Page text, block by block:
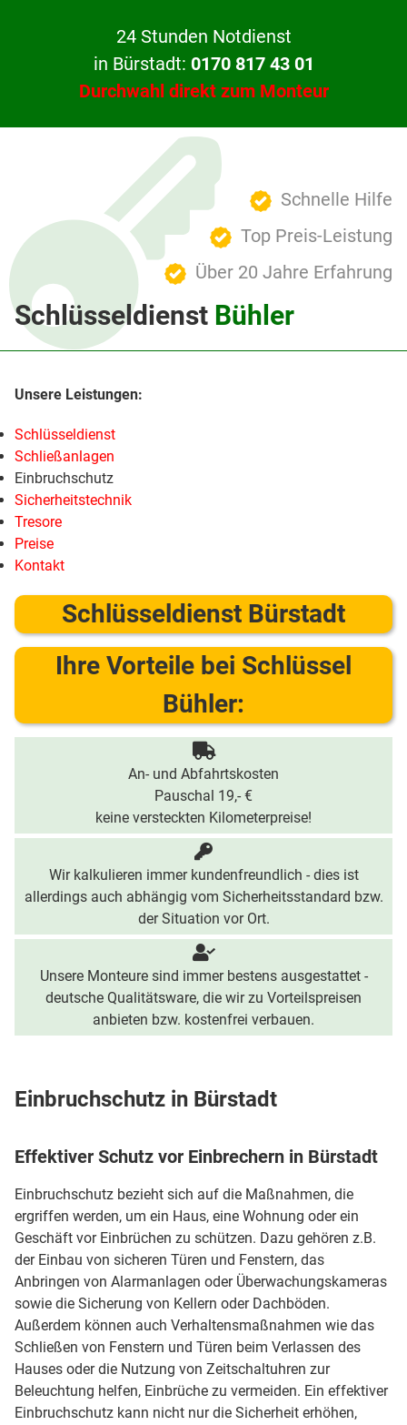
24 Stunden Notdienst
in Bürstadt: 0170 817 43 01
Durchwahl direkt zum Monteur
Schnelle Hilfe
Top Preis-Leistung
Über 20 Jahre Erfahrung
Schlüsseldienst Bühler
Schlüsseldienst
Schließanlagen
Einbruchschutz
Sicherheitstechnik
Tresore
Preise
Kontakt
Schlüsseldienst Bürstadt
Ihre Vorteile bei Schlüssel
Bühler:
An- und Abfahrtskosten
Pauschal 19,- €
keine versteckten Kilometerpreise!
Wir kalkulieren immer kundenfreundlich - dies ist
allerdings auch abhängig vom Sicherheitsstandard bzw.
der Situation vor Ort.
Unsere Monteure sind immer bestens ausgestattet -
deutsche Qualitätsware, die wir zu Vorteilspreisen
anbieten bzw. kostenfrei verbauen.
Einbruchschutz in Bürstadt
Effektiver Schutz vor Einbrechern in Bürstadt
Einbruchschutz bezieht sich auf die Maßnahmen, die
ergriffen werden, um ein Haus, eine Wohnung oder ein
Geschäft vor Einbrüchen zu schützen. Dazu gehören z.B.
der Einbau von sicheren Türen und Fenstern, das
Anbringen von Alarmanlagen oder Überwachungskameras
sowie die Sicherung von Kellern oder Dachböden.
Außerdem können auch Verhaltensmaßnahmen wie das
Schließen von Fenstern und Türen beim Verlassen des
Hauses oder die Nutzung von Zeitschaltuhren zur
Beleuchtung helfen, Einbrüche zu vermeiden. Ein effektiver
Einbruchschutz kann nicht nur die Sicherheit erhöhen,